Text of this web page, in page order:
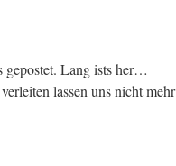
gepostet. Lang ists her…
lassen uns nicht mehr